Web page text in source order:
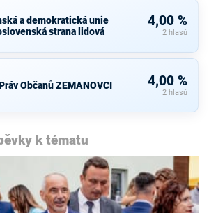
a demokratická unie
strana lidová
4,00 %
2 hlasů
Občanů ZEMANOVCI 4,00 %
2 hlasů
k tématu